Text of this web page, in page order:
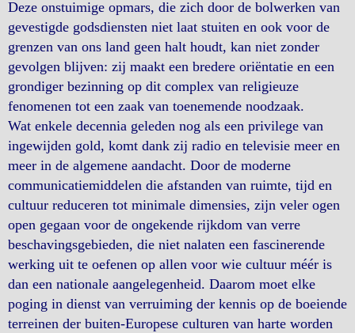
Deze onstuimige opmars, die zich door de bolwerken van
gevestigde godsdiensten niet laat stuiten en ook voor de
grenzen van ons land geen halt houdt, kan niet zonder
gevolgen blijven: zij maakt een bredere oriëntatie en een
grondiger bezinning op dit complex van religieuze
fenomenen tot een zaak van toenemende noodzaak.
Wat enkele decennia geleden nog als een privilege van
ingewijden gold, komt dank zij radio en televisie meer en
meer in de algemene aandacht. Door de moderne
communicatiemiddelen die afstanden van ruimte, tijd en
cultuur reduceren tot minimale dimensies, zijn veler ogen
open gegaan voor de ongekende rijkdom van verre
beschavingsgebieden, die niet nalaten een fascinerende
werking uit te oefenen op allen voor wie cultuur méér is
dan een nationale aangelegenheid. Daarom moet elke
poging in dienst van verruiming der kennis op de boeiende
terreinen der buiten-Europese culturen van harte worden